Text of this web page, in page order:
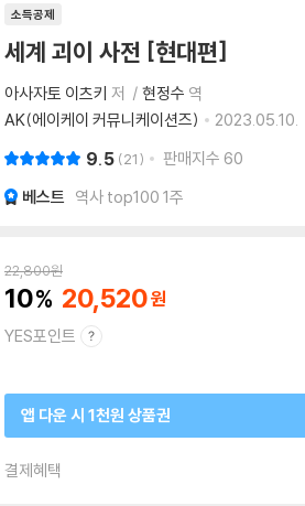
소득공제
세계 괴이 사전 [현대편]
아사자토 이츠키 저 현정수 역
AK(에이케이 커뮤니케이션즈)
2023.05.10.
9.5 21 판매지수 60
베스트 역사 top100 1주
22,800원
10 20,520
YES포인트
앱 다운 시 1천원 상품권
결제혜택